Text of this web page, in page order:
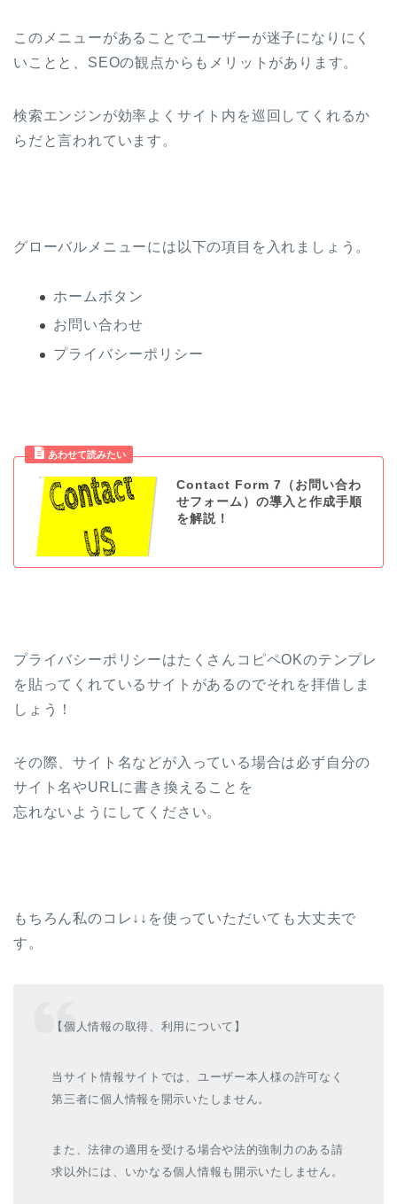
このメニューがあることでユーザーが迷子になりにく
いことと、SEOの観点からもメリットがあります。
検索エンジンが効率よくサイト内を巡回してくれるか
らだと言われています。
グローバルメニューには以下の項目を入れましょう。
ホームボタン
お問い合わせ
プライバシーポリシー
Contact Form 7（お問い合わ
せフォーム）の導入と作成手順
を解説！
プライバシーポリシーはたくさんコピペOKのテンプレ
を貼ってくれているサイトがあるのでそれを拝借しま
しょう！
その際、サイト名などが入っている場合は必ず自分の
サイト名やURLに書き換えることを
忘れないようにしてください。
もちろん私のコレ↓↓を使っていただいても大丈夫で
す。
【個人情報の取得、利用について】
当サイト情報サイトでは、ユーザー本人様の許可なく
第三者に個人情報を開示いたしません。
また、法律の適用を受ける場合や法的強制力のある請
求以外には、いかなる個人情報も開示いたしません。